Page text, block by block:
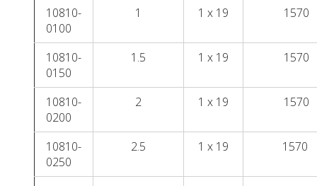
10810-
0100
1 1 x 19 1570
10810-
0150
1.5 1 x 19 1570
10810-
0200
2 1 x 19 1570
10810-
0250
2.5 1 x 19 1570